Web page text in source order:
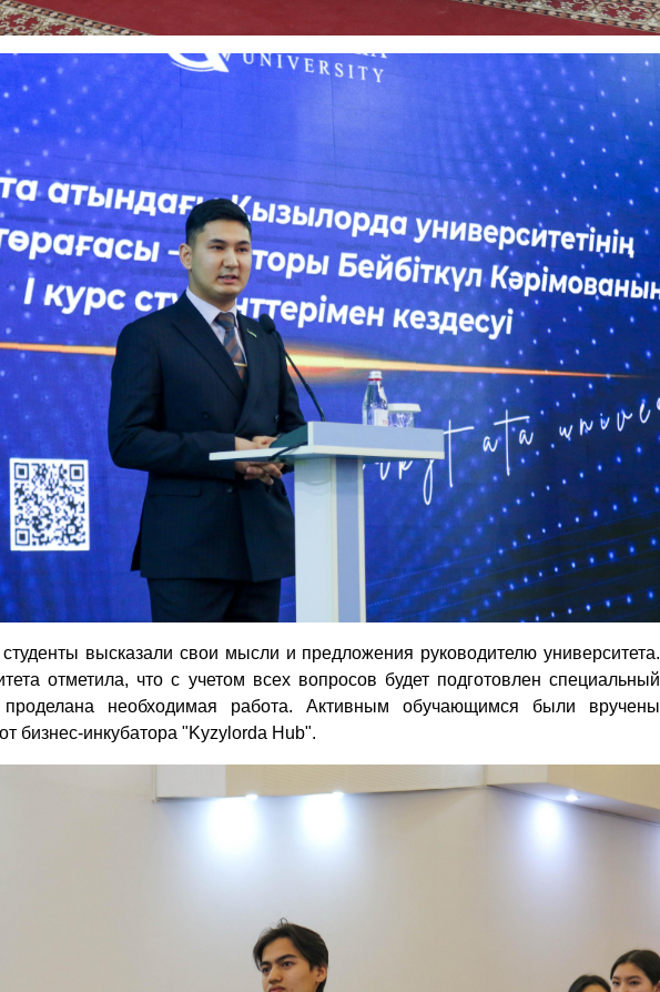
высказали свои мысли и предложения руководителю университета.
отметила, что с учетом всех вопросов будет подготовлен специальный
необходимая работа. Активным обучающимся были вручены
бизнес-инкубатора "Kyzylorda Hub".